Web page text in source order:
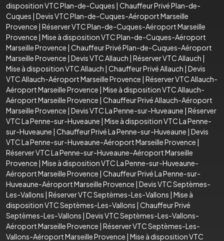
disposition VTC Plan-de-Cuques | Chauffeur Privé Plan-de-
Cuques | Devis VTC Plan-de-Cuques-Aéroport Marseille
Provence | Réserver VTC Plan-de-Cuques-Aéroport Marseille
Provence | Mise à disposition VTC Plan-de-Cuques-Aéroport
Marseille Provence | Chauffeur Privé Plan-de-Cuques-Aéroport
Marseille Provence | Devis VTC Allauch | Réserver VTC Allauch |
Mise à disposition VTC Allauch | Chauffeur Privé Allauch | Devis
VTC Allauch-Aéroport Marseille Provence | Réserver VTC Allauch-
Aéroport Marseille Provence | Mise à disposition VTC Allauch-
Aéroport Marseille Provence | Chauffeur Privé Allauch-Aéroport
Marseille Provence | Devis VTC La Penne-sur-Huveaune | Réserver
VTC La Penne-sur-Huveaune | Mise à disposition VTC La Penne-
sur-Huveaune | Chauffeur Privé La Penne-sur-Huveaune | Devis
VTC La Penne-sur-Huveaune-Aéroport Marseille Provence |
Réserver VTC La Penne-sur-Huveaune-Aéroport Marseille
Provence | Mise à disposition VTC La Penne-sur-Huveaune-
Aéroport Marseille Provence | Chauffeur Privé La Penne-sur-
Huveaune-Aéroport Marseille Provence | Devis VTC Septèmes-
Les-Vallons | Réserver VTC Septèmes-Les-Vallons | Mise à
disposition VTC Septèmes-Les-Vallons | Chauffeur Privé
Septèmes-Les-Vallons | Devis VTC Septèmes-Les-Vallons-
Aéroport Marseille Provence | Réserver VTC Septèmes-Les-
Vallons-Aéroport Marseille Provence | Mise à disposition VTC